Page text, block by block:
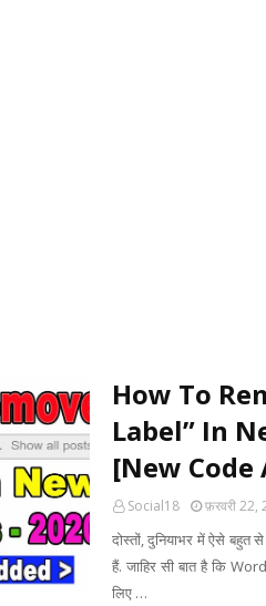
How To
Label” In
[New Code
Social18 फ़रवरी 22,
दोस्तों, दुनियाभर में ऐसे
हैं. जाहिर सी बात है कि
लिए …